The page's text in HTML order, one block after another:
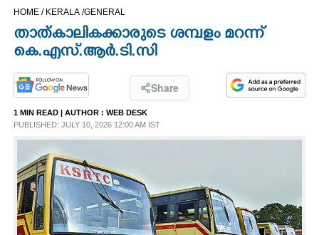
CINEMA
OPINION
PHOTOS
LIFESTYLE
SPIRITUAL
INFO+
HOME / KERALA /GENERAL
താത്കാലികക്കാരുടെ ശമ്പളം മറന്ന്
കെ.എസ്.ആർ.ടി.സി
Share
1 MIN READ | AUTHOR : WEB DESK
PUBLISHED: JULY 10, 2026 12:00 AM IST